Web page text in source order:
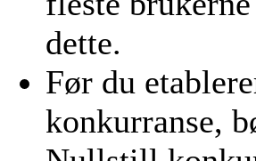
dette.
Før du
konkurranse,